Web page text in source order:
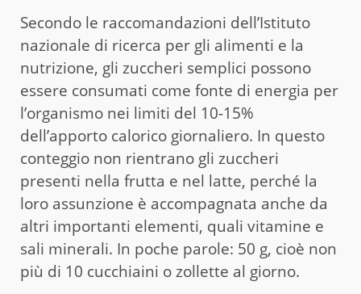
Secondo le raccomandazioni dell’Istituto
nazionale di ricerca per gli alimenti e la
nutrizione, gli zuccheri semplici possono
essere consumati come fonte di energia per
l’organismo nei limiti del 10-15%
dell’apporto calorico giornaliero. In questo
conteggio non rientrano gli zuccheri
presenti nella frutta e nel latte, perché la
loro assunzione è accompagnata anche da
altri importanti elementi, quali vitamine e
sali minerali. In poche parole: 50 g, cioè non
più di 10 cucchiaini o zollette al giorno.